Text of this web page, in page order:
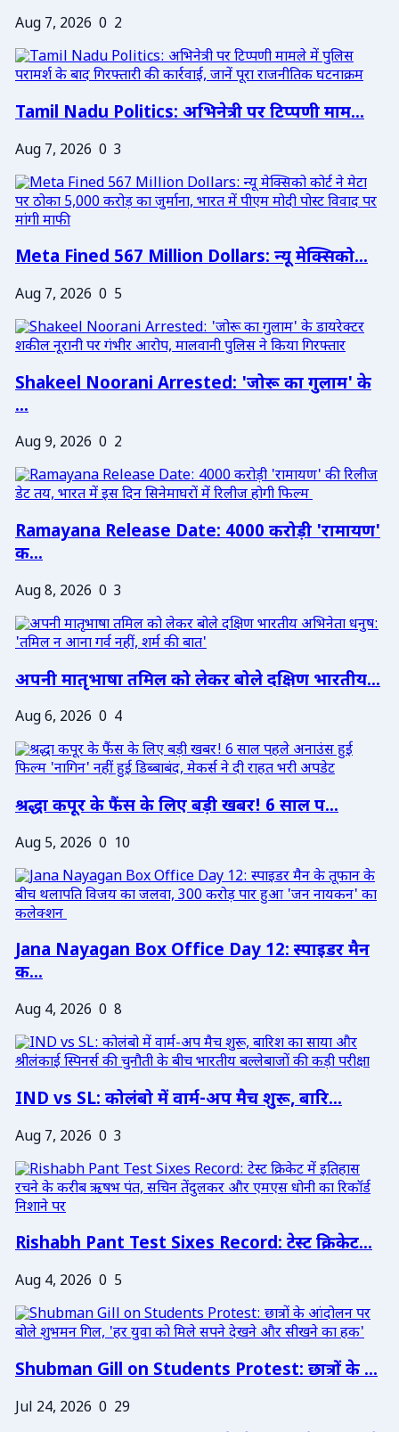
Aug 7, 2026 0 2
Tamil Nadu Politics: अभिनेत्री पर टिप्पणी माम...
Aug 7, 2026 0 3
Meta Fined 567 Million Dollars: न्यू मेक्सिको...
Aug 7, 2026 0 5
Shakeel Noorani Arrested: 'जोरू का गुलाम' के
...
Aug 9, 2026 0 2
Ramayana Release Date: 4000 करोड़ी 'रामायण'
क...
Aug 8, 2026 0 3
अपनी मातृभाषा तमिल को लेकर बोले दक्षिण भारतीय...
Aug 6, 2026 0 4
श्रद्धा कपूर के फैंस के लिए बड़ी खबर! 6 साल प...
Aug 5, 2026 0 10
Jana Nayagan Box Office Day 12: स्पाइडर मैन
क...
Aug 4, 2026 0 8
IND vs SL: कोलंबो में वार्म-अप मैच शुरू, बारि...
Aug 7, 2026 0 3
Rishabh Pant Test Sixes Record: टेस्ट क्रिकेट...
Aug 4, 2026 0 5
Shubman Gill on Students Protest: छात्रों के ...
Jul 24, 2026 0 29